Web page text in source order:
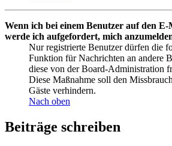
Wenn ich bei einem Benutzer auf den
werde ich aufgefordert, mich
Nur registrierte Benutzer dürfen die
Funktion für Nachrichten an andere
diese von der Board-Administration
Diese Maßnahme soll den
Gäste verhindern.
Nach oben
Beiträge schreiben